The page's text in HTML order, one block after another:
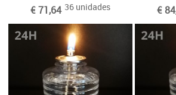
€ 71,64 36 unidades
€